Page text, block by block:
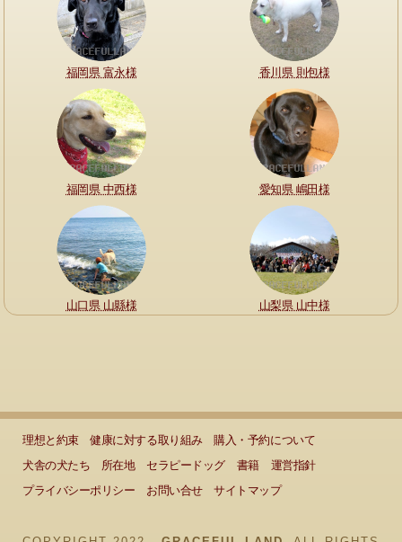
福岡県 富永様 香川県 則包様
福岡県 中西様 愛知県 嶋田様
山口県 山縣様 山梨県 山中様
理想と約束 健康に対する取り組み
購入・予約について
犬舎の犬たち
所在地 セラピードッグ 書籍
運営指針
プライバシーポリシー
お問い合せ サイトマップ